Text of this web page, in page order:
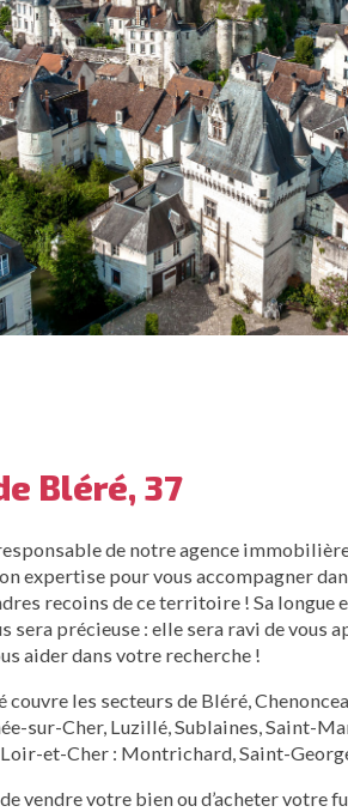
Bléré, 37
de notre agence
expertise pour vous accompagner
recoins de ce territoire ! Sa longue
sera précieuse : elle sera ravi de vous
aider dans votre recherche !
couvre les secteurs de Bléré,
sur-Cher, Luzillé, Sublaines, Saint-
et-Cher : Montrichard, Saint-
vendre votre bien ou d’acheter votre